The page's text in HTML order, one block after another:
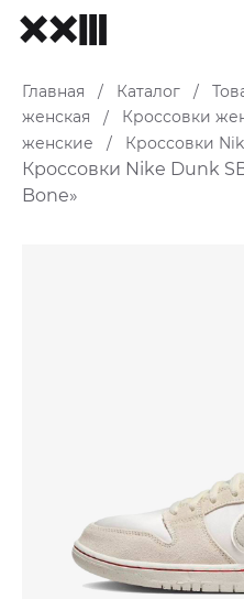
Главная / Каталог /
женская
/ Кроссовки
женские
/ Кроссовки
Кроссовки Nike Dunk
Bone»